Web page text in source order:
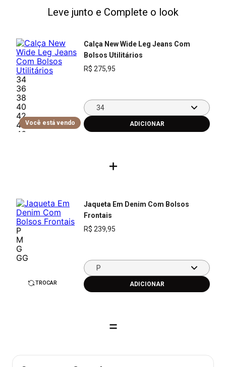
Leve junto e Complete o look
Você está vendo
34
36
38
40
42
44
46
Calça New Wide Leg Jeans Com
Bolsos Utilitários
R$ 275,95
34
+
TROCAR
P
M
G
GG
Jaqueta Em Denim Com Bolsos
Frontais
R$ 239,95
P
=